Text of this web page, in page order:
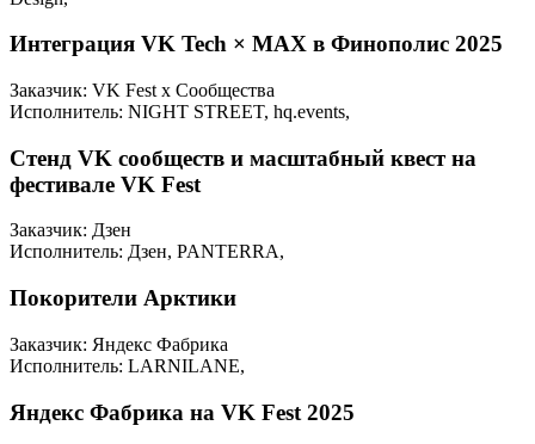
Интеграция VK Tech × MAX в Финополис 2025
Заказчик: VK Fest x Сообщества
Исполнитель: NIGHT STREET, hq.events,
Стенд VK сообществ и масштабный квест на
фестивале VK Fest
Заказчик: Дзен
Исполнитель: Дзен, PANTERRA,
Покорители Арктики
Заказчик: Яндекс Фабрика
Исполнитель: LARNILANE,
Яндекс Фабрика на VK Fest 2025